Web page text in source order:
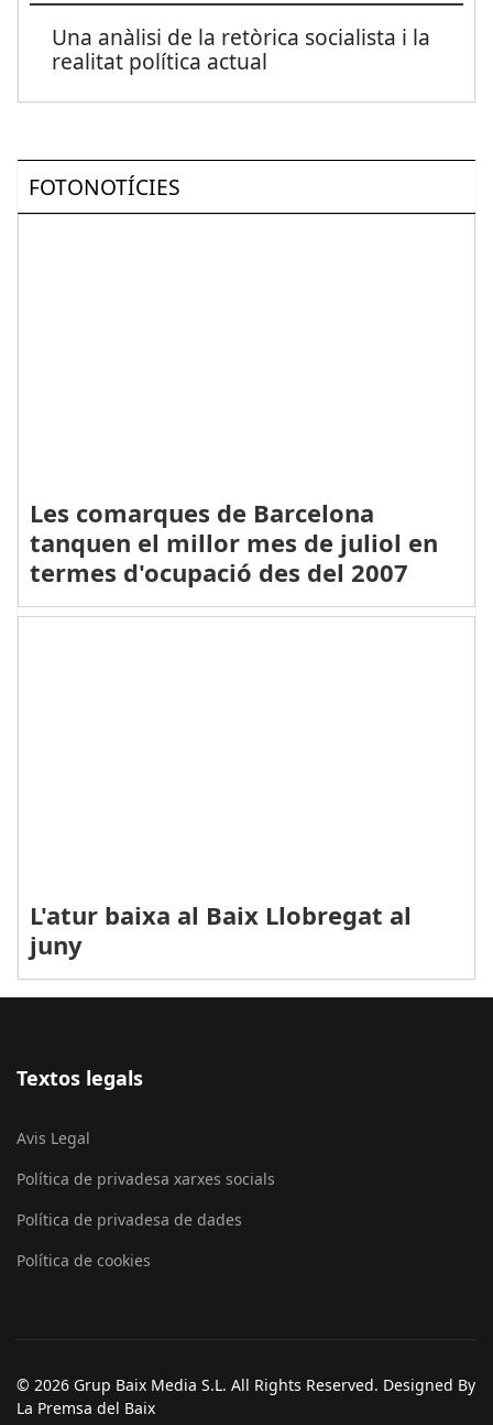
Una anàlisi de la retòrica socialista i la
realitat política actual
FOTONOTÍCIES
Les comarques de Barcelona
tanquen el millor mes de juliol en
termes d'ocupació des del 2007
L'atur baixa al Baix Llobregat al
juny
Textos legals
Avis Legal
Política de privadesa xarxes socials
Política de privadesa de dades
Política de cookies
© 2026 Grup Baix Media S.L. All Rights Reserved. Designed By
La Premsa del Baix